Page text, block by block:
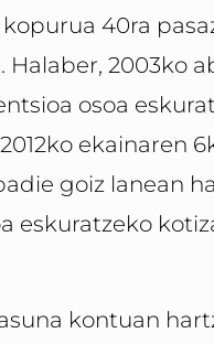
40ra
2003ko
osoa
ekainaren
goiz lanean
eskuratzeko
kontuan